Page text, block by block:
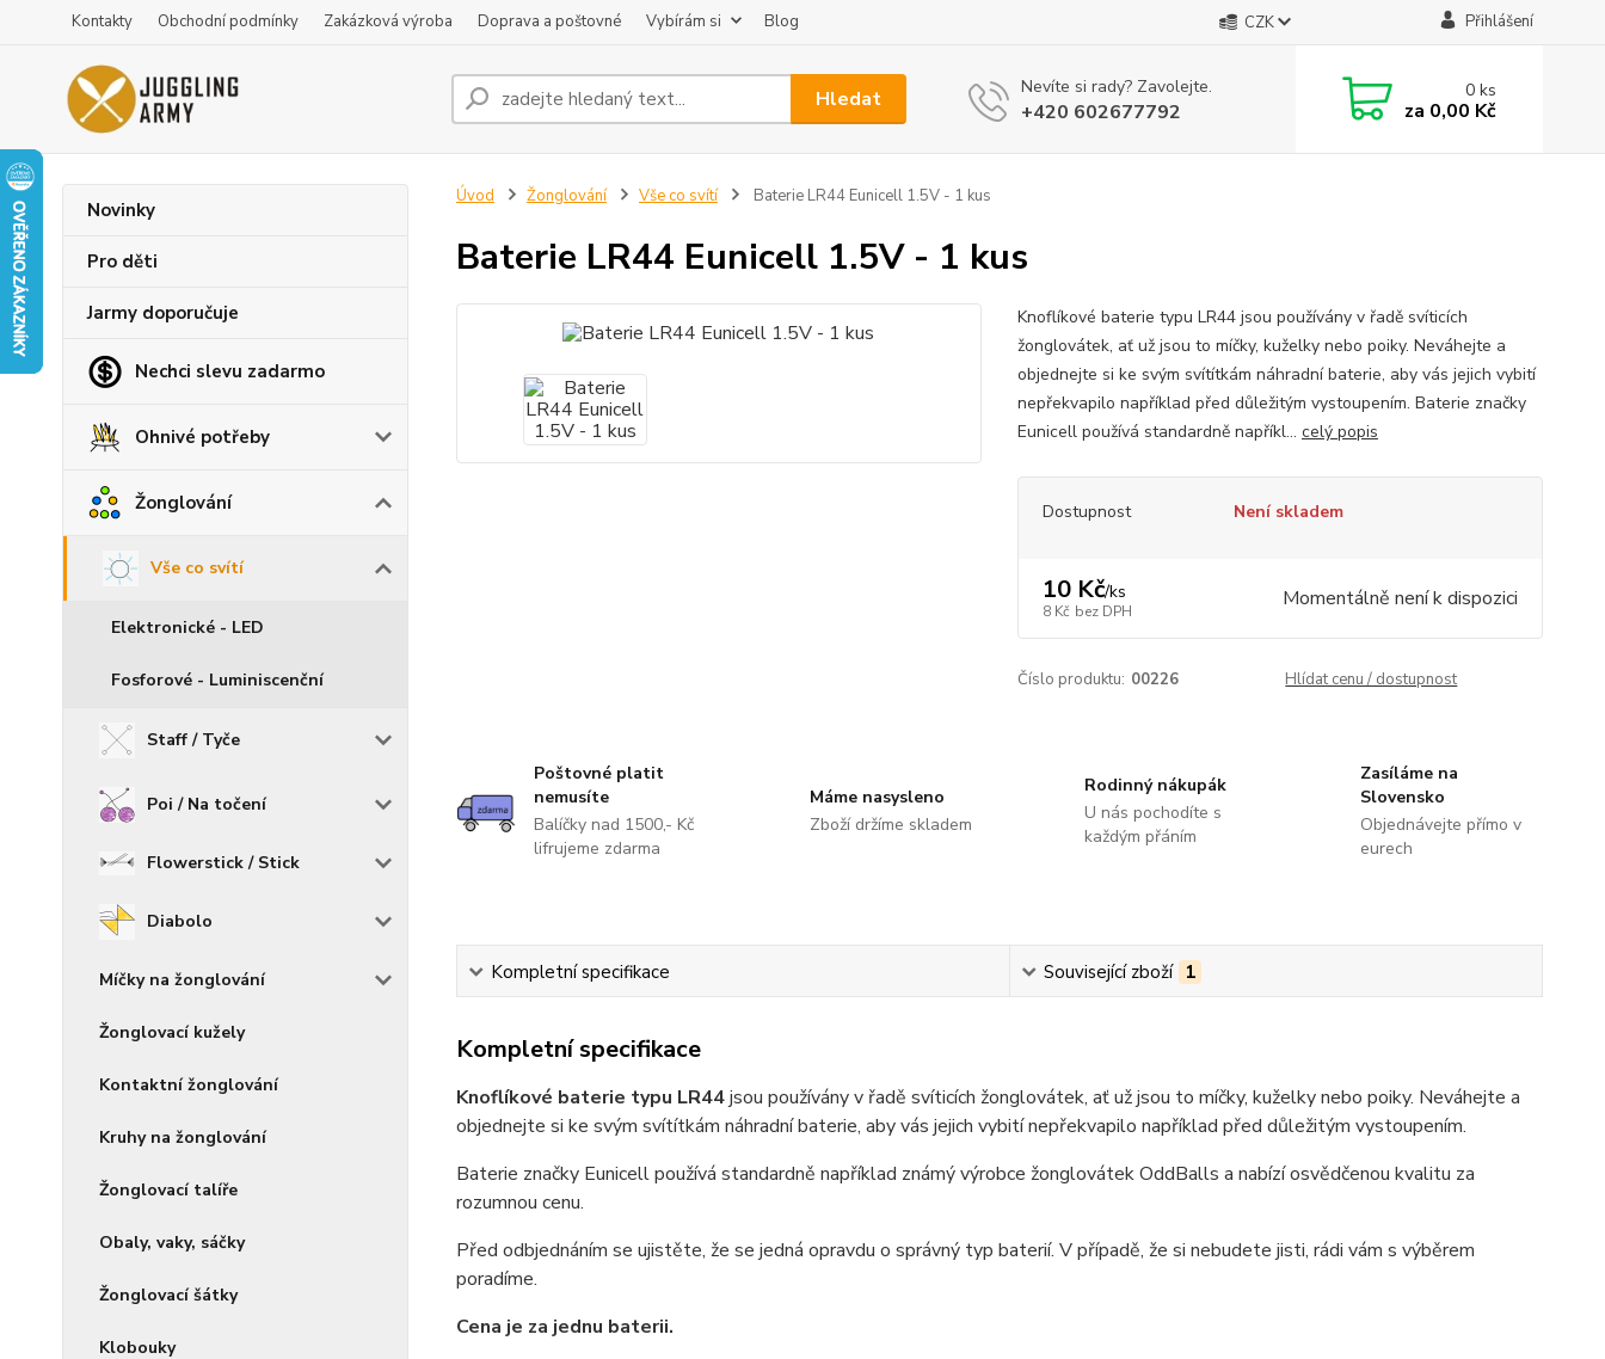
Kontakty Obchodní podmínky Zakázková výroba Doprava a poštovné Vybírám si Blog CZK Přihlášení
Hledat Nevíte si rady? Zavolejte.
+420 602677792
0ks
za 0,00 Kč
Novinky
Pro děti
Jarmy doporučuje
Nechci slevu zadarmo
Ohnivé potřeby
Žonglování
Vše co svítí
Elektronické - LED
Fosforové - Luminiscenční
Staff / Tyče
Poi / Na točení
Flowerstick / Stick
Diabolo
Míčky na žonglování
Žonglovací kužely
Kontaktní žonglování
Kruhy na žonglování
Žonglovací talíře
Obaly, vaky, sáčky
Žonglovací šátky
Klobouky
Úvod Žonglování Vše co svítí Baterie LR44 Eunicell 1.5V - 1 kus
Baterie LR44 Eunicell 1.5V - 1 kus
Knoflíkové baterie typu LR44 jsou používány v řadě svíticích
žonglovátek, ať už jsou to míčky, kuželky nebo poiky. Neváhejte a
objednejte si ke svým svítítkám náhradní baterie, aby vás jejich vybití
nepřekvapilo například před důležitým vystoupením. Baterie značky
Eunicell používá standardně napříkl... celý popis
Dostupnost Není skladem
10 Kč/ks
8 Kč bez DPH Momentálně není k dispozici
Číslo produktu: 00226 Hlídat cenu / dostupnost
Poštovné platit
nemusíte
Balíčky nad 1500,- Kč
lifrujeme zdarma
Máme nasysleno
Zboží držíme skladem
Rodinný nákupák
U nás pochodíte s
každým přáním
Zasíláme na
Slovensko
Objednávejte přímo v
eurech
Kompletní specifikace Související zboží 1
Kompletní specifikace
Knoflíkové baterie typu LR44jsou používány v řadě svíticích žonglovátek, ať už jsou to míčky, kuželky nebo poiky. Neváhejte a
objednejte si ke svým svítítkám náhradní baterie, aby vás jejich vybití nepřekvapilo například před důležitým vystoupením.
Baterie značky Eunicell používá standardně například známý výrobce žonglovátek OddBalls a nabízí osvědčenou kvalitu za
rozumnou cenu.
Před odbjednáním se ujistěte, že se jedná opravdu o správný typ baterií. V případě, že si nebudete jisti, rádi vám s výběrem
poradíme.
Cena je za jednu baterii.